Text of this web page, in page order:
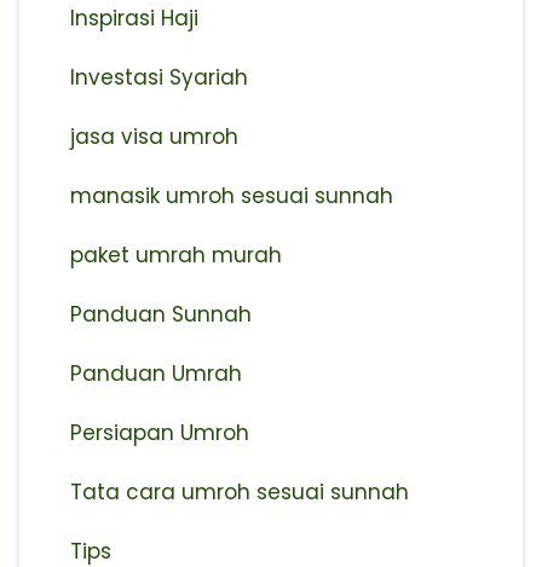
Inspirasi Haji
Investasi Syariah
jasa visa umroh
manasik umroh sesuai sunnah
paket umrah murah
Panduan Sunnah
Panduan Umrah
Persiapan Umroh
Tata cara umroh sesuai sunnah
Tips